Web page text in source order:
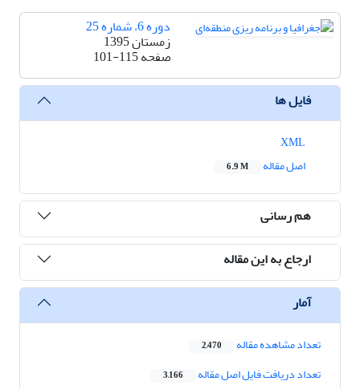
دوره 6، شماره 25
زمستان 1395
صفحه101-115
فایل ها
اصل مقاله
6.9 M
هم رسانی
ارجاع به این مقاله
آمار
تعداد مشاهده مقاله 2,470
تعداد دریافت فایل اصل مقاله 3,166